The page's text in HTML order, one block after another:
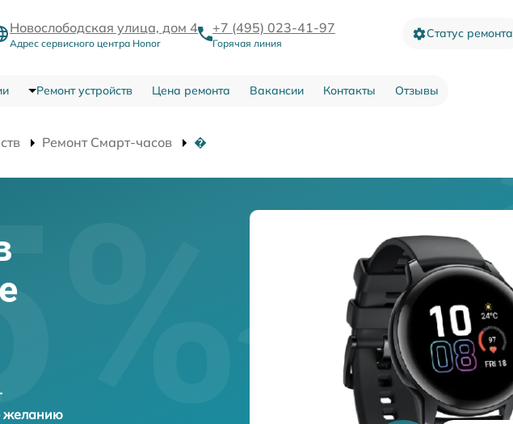
Новослободская улица, дом 4
Адрес сервисного центра Honor
+7 (495) 023-41-97
Горячая линия
Статус ремонта
Ремонт устройств Цена ремонта Вакансии Контакты Отзывы
Ремонт Смарт-часов �
желанию